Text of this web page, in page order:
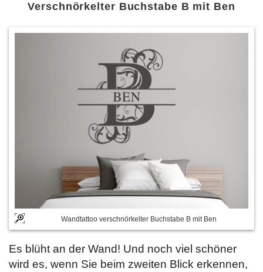
Verschnörkelter Buchstabe B mit Ben
Wandtattoo verschnörkelter Buchstabe B mit Ben
Es blüht an der Wand! Und noch viel schöner
wird es, wenn Sie beim zweiten Blick erkennen,